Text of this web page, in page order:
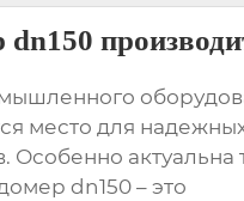
dn150
место для
Особенно актуальна
dn150 – это